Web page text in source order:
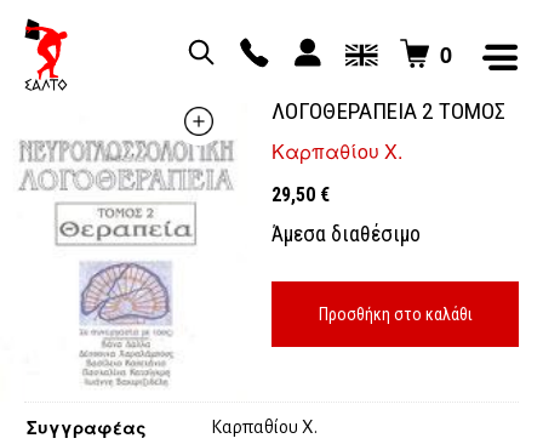
0
ΛΟΓΟΘΕΡΑΠΕΙΑ 2 ΤΟΜΟΣ
Καρπαθίου Χ.
29,50 €
Άμεσα διαθέσιμο
Προσθήκη στο καλάθι
Συγγραφέας Καρπαθίου Χ.